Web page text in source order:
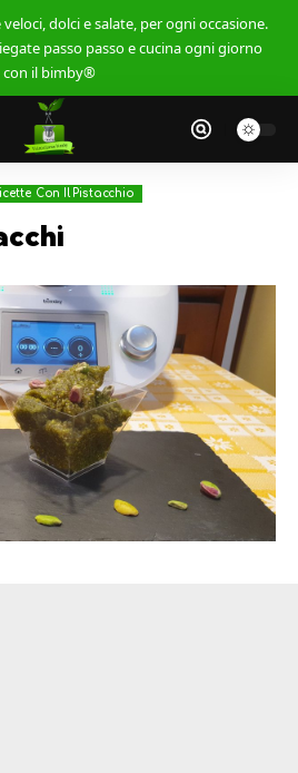
dolci e salate, per ogni occasione.
passo passo e cucina ogni giorno
con il bimby®
Con Il Pistacchio